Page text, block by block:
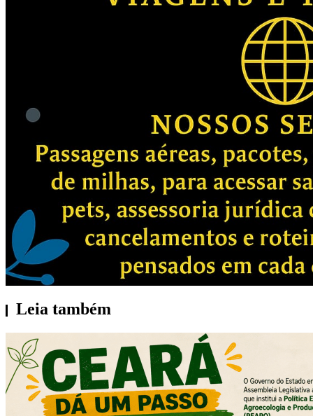
Leia também